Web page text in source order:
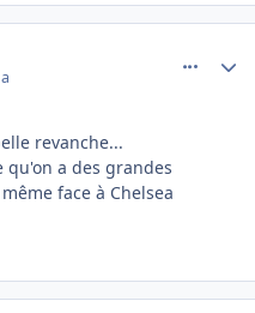
revanche...
qu'on a des grandes
face à Chelsea